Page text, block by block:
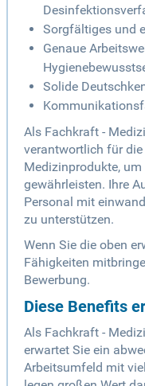
Sorgfältiges und
Genaue
Solide
Als Fachkraft -
verantwortlich für
Medizinprodukte,
gewährleisten. Ihre
Personal mit
zu unterstützen.
Wenn Sie die oben
Fähigkeiten
Bewerbung.
Diese Benefits
Als Fachkraft -
erwartet Sie ein
Arbeitsumfeld mit